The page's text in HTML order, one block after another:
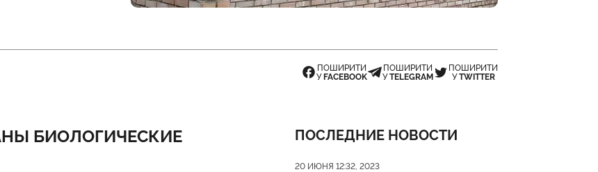
ПОШИРИТИ
У FACEBOOK
ПОШИРИТИ
УTELEGRAM
ПОШИРИТИ
УTWITTER
БИОЛОГИЧЕСКИЕ
ПОСЛЕДНИЕ НОВОСТИ
Дата публикации
20 ИЮНЯ 12:32, 2023